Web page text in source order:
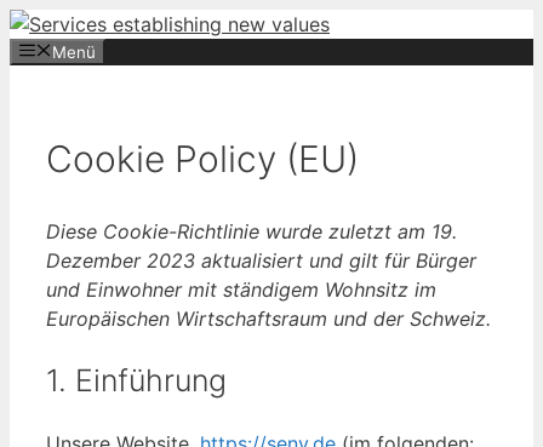
Zum
InhaltMenü
Cookie Policy (EU)
Diese Cookie-Richtlinie wurde zuletzt am 19.
Dezember 2023 aktualisiert und gilt für Bürger
und Einwohner mit ständigem Wohnsitz im
Europäischen Wirtschaftsraum und der Schweiz.
1. Einführung